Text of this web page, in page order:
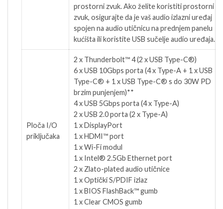
prostorni zvuk. Ako želite koristiti prostorni
zvuk, osigurajte da je vaš audio izlazni uređaj
spojen na audio utičnicu na prednjem panelu
kućišta ili koristite USB sučelje audio uređaja.
Ploča I/O
priključaka
2 x Thunderbolt™ 4 (2 x USB Type-C®)
6 x USB 10Gbps porta (4 x Type-A + 1 x USB
Type-C® + 1 x USB Type-C® s do 30W PD
brzim punjenjem)**
4 x USB 5Gbps porta (4 x Type-A)
2 x USB 2.0 porta (2 x Type-A)
1 x DisplayPort
1 x HDMI™ port
1 x Wi-Fi modul
1 x Intel® 2.5Gb Ethernet port
2 x Zlato-plated audio utičnice
1 x Optički S/PDIF izlaz
1 x BIOS FlashBack™ gumb
1 x Clear CMOS gumb